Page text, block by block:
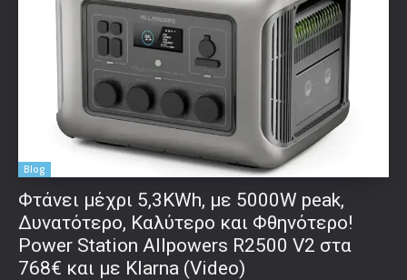
Blog
Φτάνει μέχρι 5,3KWh, με 5000W peak,
Δυνατότερο, Καλύτερο και Φθηνότερο!
Power Station Allpowers R2500 V2 στα
768€ και με Klarna (Video)